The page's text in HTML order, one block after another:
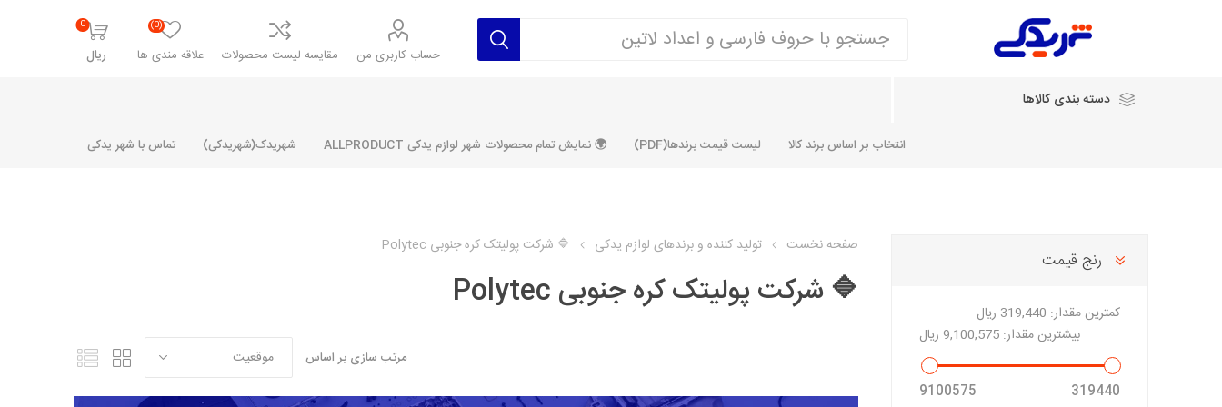
حساب کاربری من مقایسه لیست محصولات علاقه مندی ها
(0)
0
ریال
دسته بندی کالاها
خانواده 405، سمند، پارس، دنا و
خانواده 206 و رانا
تخصصی 206 SD
خانواده پراید سایپا
تخصصی 132
مشترک رنو و ال 90
تخصصی ال 90
تخصصی ال 90 ( وانت )
انتخاب بر اساس برند کالا
سایپایدک
شرکت دیناپارت شرکت آماتاصمد شرکت رفیع نیا شرکت ابری
شرکت توان
لیست قیمت برندها(PDF) 🌍 نمایش تمام محصولات شهر لوازم یدکی ALLPRODUCT شهریدک(شهریدکی) تماس با شهر یدکی
صفحه نخست تولید کننده و برندهای لوازم یدکی 🔷 شرکت پولیتک کره جنوبی Polytec
🔷 شرکت پولیتک کره جنوبی Polytec
مرتب سازی بر اساس
رنج قیمت
کمترین مقدار: 319,440 ریال
بیشترین مقدار: 9,100,575 ریال
319440
9100575